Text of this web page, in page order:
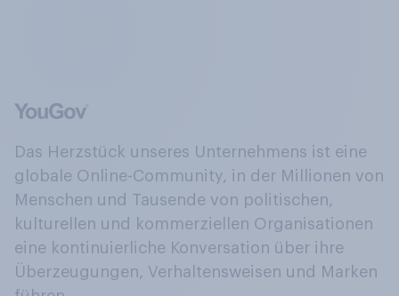
Das Herzstück unseres Unternehmens ist eine
globale Online-Community, in der Millionen von
Menschen und Tausende von politischen,
kulturellen und kommerziellen Organisationen
eine kontinuierliche Konversation über ihre
Überzeugungen, Verhaltensweisen und Marken